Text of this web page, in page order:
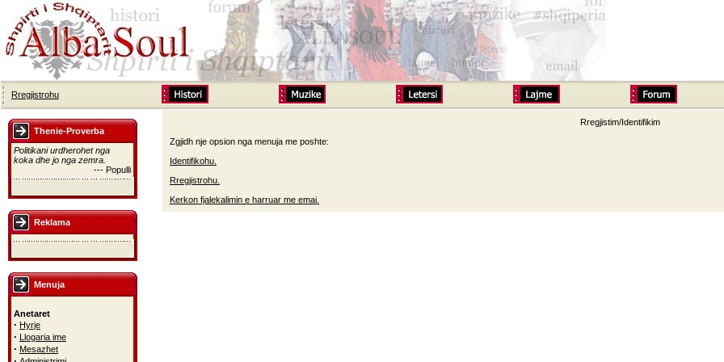
Rregjistrohu
Thenie-Proverba
Politikani urdherohet nga
koka dhe jo nga zemra.
--- Populli
Reklama
Menuja
Anetaret
· Hyrje
· Llogaria ime
· Mesazhet
Rregjistim/Identifikim
Zgjidh nje opsion nga menuja me poshte:
Identifikohu.
Rregjistrohu.
Kerkon fjalekalimin e harruar me emai.